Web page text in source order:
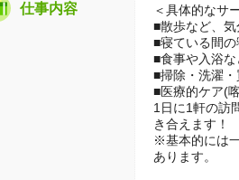
仕事内容
＜具体的なサ
■散歩など、
■寝ている間
■食事や入浴
■掃除・洗濯
■医療的ケア(
1日に1軒の訪
き合えます！
※基本的には
あります。